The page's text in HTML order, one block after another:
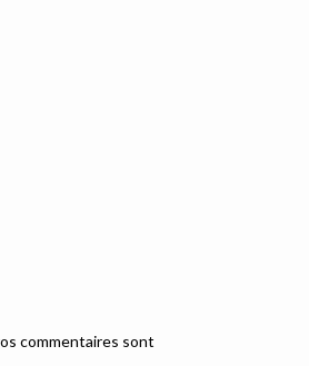
commentaires sont